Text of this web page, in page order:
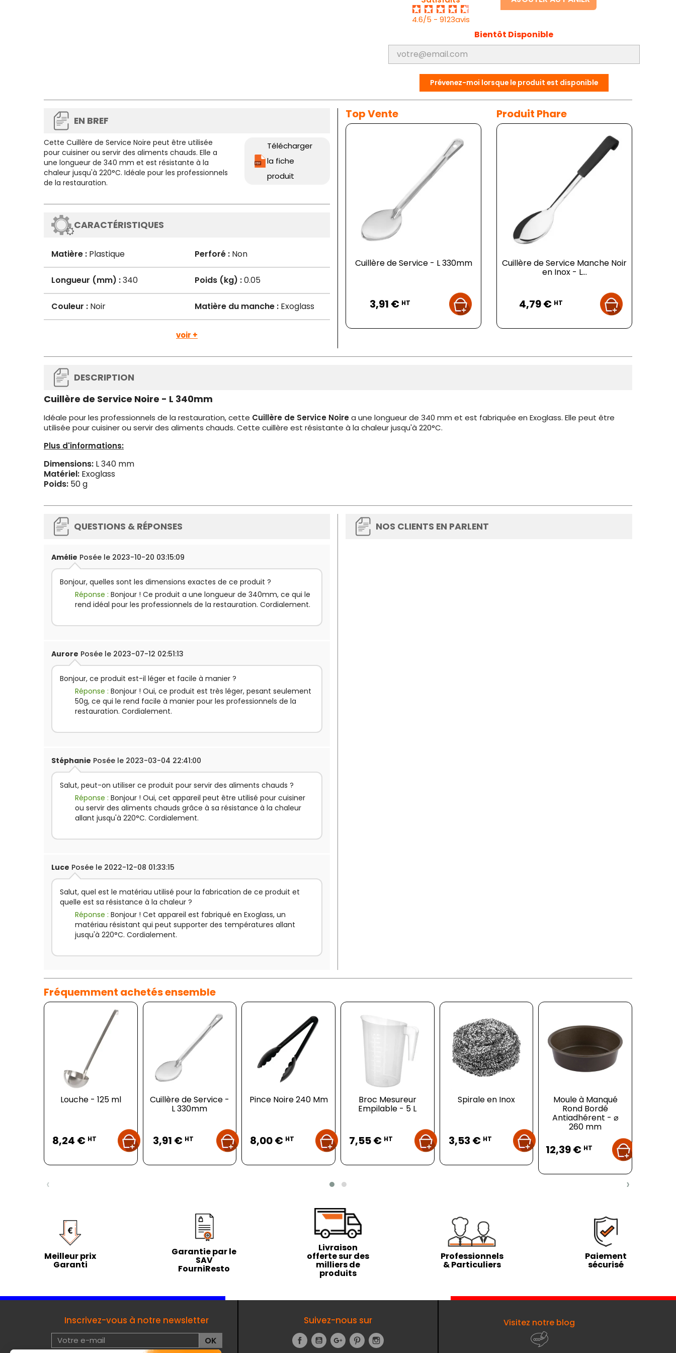
4.6/5 - 9123avis
Bientôt Disponible
Prévenez-moi lorsque le produit est disponible
EN BREF
Cette Cuillère de Service Noire peut être utilisée
pour cuisiner ou servir des aliments chauds. Elle a
une longueur de 340 mm et est résistante à la
chaleur jusqu'à 220°C. Idéale pour les professionnels
de la restauration.
Télécharger
la fiche
produit
CARACTÉRISTIQUES
Matière : Plastique Perforé :Non
Longueur (mm) :340 Poids (kg) :0.05
Couleur : Noir Matière du manche :Exoglass
voir +
Top Vente
Cuillère de Service - L 330mm
3,91 € HT
Produit Phare
Cuillère de Service Manche Noir
en Inox - L...
4,79 € HT
DESCRIPTION
Cuillère de Service Noire - L 340mm
Idéale pour les professionnels de la restauration, cette Cuillère de Service Noirea une longueur de 340 mm et est fabriquée en Exoglass. Elle peut être
utilisée pour cuisiner ou servir des aliments chauds. Cette cuillère est résistante à la chaleur jusqu'à 220°C.
Plus d'informations:
Dimensions: L 340 mm
Matériel: Exoglass
Poids: 50 g
QUESTIONS & RÉPONSES
Amélie Posée le 2023-10-20 03:15:09
Bonjour, quelles sont les dimensions exactes de ce produit ?
Réponse : Bonjour ! Ce produit a une longueur de 340mm, ce qui le
rend idéal pour les professionnels de la restauration. Cordialement.
Aurore Posée le 2023-07-12 02:51:13
Bonjour, ce produit est-il léger et facile à manier ?
Réponse : Bonjour ! Oui, ce produit est très léger, pesant seulement
50g, ce qui le rend facile à manier pour les professionnels de la
restauration. Cordialement.
Stéphanie Posée le 2023-03-04 22:41:00
Salut, peut-on utiliser ce produit pour servir des aliments chauds ?
Réponse : Bonjour ! Oui, cet appareil peut être utilisé pour cuisiner
ou servir des aliments chauds grâce à sa résistance à la chaleur
allant jusqu'à 220°C. Cordialement.
Luce Posée le 2022-12-08 01:33:15
Salut, quel est le matériau utilisé pour la fabrication de ce produit et
quelle est sa résistance à la chaleur ?
Réponse : Bonjour ! Cet appareil est fabriqué en Exoglass, un
matériau résistant qui peut supporter des températures allant
jusqu'à 220°C. Cordialement.
NOS CLIENTS EN PARLENT
Fréquemment achetés ensemble
Louche - 125 ml
8,24 € HT
Cuillère de Service -
L 330mm
3,91 € HT
Pince Noire 240 Mm
8,00 € HT
Broc Mesureur
Empilable - 5 L
7,55 € HT
Spirale en Inox
3,53 € HT
Moule à Manqué
Rond Bordé
Antiadhérent - ⌀
260 mm
12,39 € HT
‹ ›
Meilleur prix
Garanti
Garantie par le
SAV
FourniResto
Livraison
offerte sur des
milliers de
produits
Professionnels
& Particuliers
Paiement
sécurisé
Inscrivez-vous à notre newsletter Suivez-nous sur
Facebook
YouTubeGoogle+PinterestInstagram
Visitez notre blog